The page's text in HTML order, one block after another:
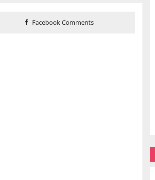
Facebook Comments